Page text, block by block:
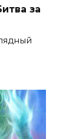
за